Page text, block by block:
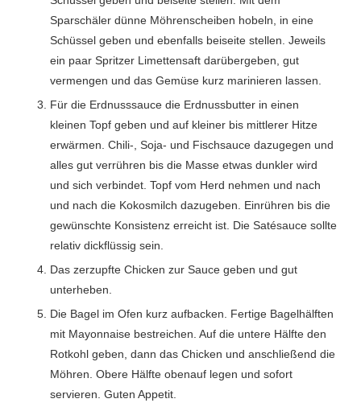
Sparschäler dünne Möhrenscheiben hobeln, in eine
Schüssel geben und ebenfalls beiseite stellen. Jeweils
ein paar Spritzer Limettensaft darübergeben, gut
vermengen und das Gemüse kurz marinieren lassen.
Für die Erdnusssauce die Erdnussbutter in einen
kleinen Topf geben und auf kleiner bis mittlerer Hitze
erwärmen. Chili-, Soja- und Fischsauce dazugegen und
alles gut verrühren bis die Masse etwas dunkler wird
und sich verbindet. Topf vom Herd nehmen und nach
und nach die Kokosmilch dazugeben. Einrühren bis die
gewünschte Konsistenz erreicht ist. Die Satésauce sollte
relativ dickflüssig sein.
Das zerzupfte Chicken zur Sauce geben und gut
unterheben.
Die Bagel im Ofen kurz aufbacken. Fertige Bagelhälften
mit Mayonnaise bestreichen. Auf die untere Hälfte den
Rotkohl geben, dann das Chicken und anschließend die
Möhren. Obere Hälfte obenauf legen und sofort
servieren. Guten Appetit.